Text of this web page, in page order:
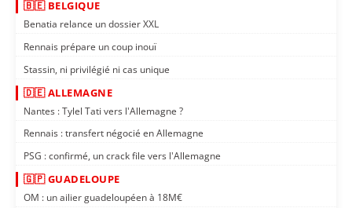
🇧🇪 BELGIQUE
Benatia relance un dossier XXL
Rennais prépare un coup inouï
Stassin, ni privilégié ni cas unique
🇩🇪 ALLEMAGNE
Nantes : Tylel Tati vers l'Allemagne ?
Rennais : transfert négocié en Allemagne
PSG : confirmé, un crack file vers l'Allemagne
🇬🇵 GUADELOUPE
OM : un ailier guadeloupéen à 18M€